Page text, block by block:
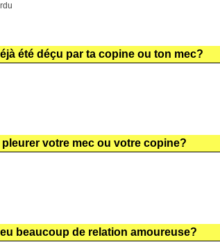
été déçu par ta copine ou ton mec?
pleurer votre mec ou votre copine?
beaucoup de relation amoureuse?